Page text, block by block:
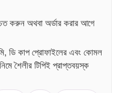
করুন অথবা অর্ডার করার আগে
ডি কাপ প্রোফাইলের এবং কোমল
শৈলীর টিপিই প্রাপ্তবয়স্ক